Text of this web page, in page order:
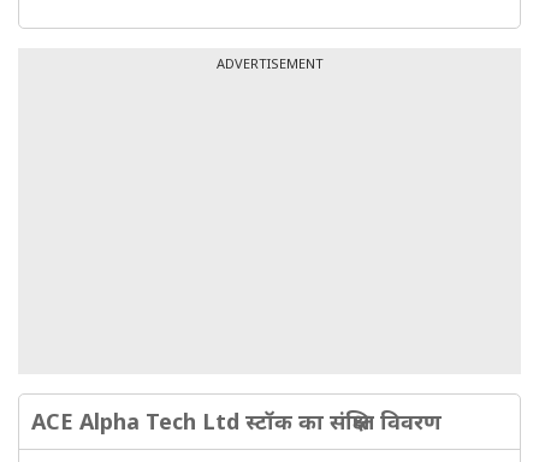
ADVERTISEMENT
ACE Alpha Tech Ltd स्टॉक का संक्षिप्त विवरण